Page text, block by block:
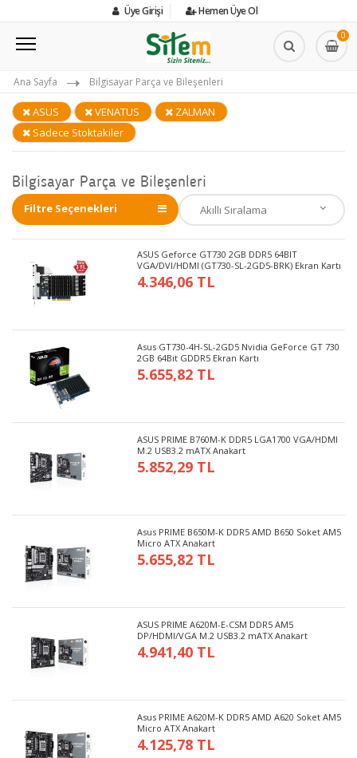
Üye Girişi Hemen Üye Ol
0
Ana Sayfa Bilgisayar Parça ve Bileşenleri
ASUS VENATUS
ZALMAN
Sadece Stoktakiler
Bilgisayar Parça ve Bileşenleri
Filtre Seçenekleri
ASUS Geforce GT730 2GB DDR5 64BIT
VGA/DVI/HDMI (GT730-SL-2GD5-BRK) Ekran Kartı
4.346,06 TL
Asus GT730-4H-SL-2GD5 Nvidia GeForce GT 730
2GB 64Bit GDDR5 Ekran Kartı
5.655,82 TL
ASUS PRIME B760M-K DDR5 LGA1700 VGA/HDMI
M.2 USB3.2 mATX Anakart
5.852,29 TL
Asus PRIME B650M-K DDR5 AMD B650 Soket AM5
Micro ATX Anakart
5.655,82 TL
ASUS PRIME A620M-E-CSM DDR5 AM5
DP/HDMI/VGA M.2 USB3.2 mATX Anakart
4.941,40 TL
Asus PRIME A620M-K DDR5 AMD A620 Soket AM5
Micro ATX Anakart
4.125,78 TL